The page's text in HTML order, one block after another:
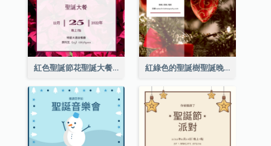
紅色聖誕節花聖誕大餐請柬 紅綠色的聖誕樹聖誕晚會邀請函